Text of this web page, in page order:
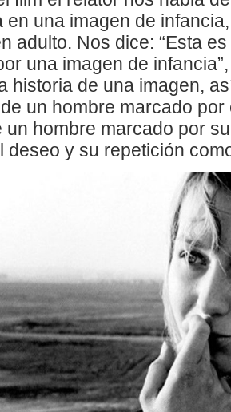
en una imagen de
adulto. Nos dice: “Esta
una imagen de
historia de una imagen,
un hombre marcado por
un hombre marcado por
deseo y su repetición